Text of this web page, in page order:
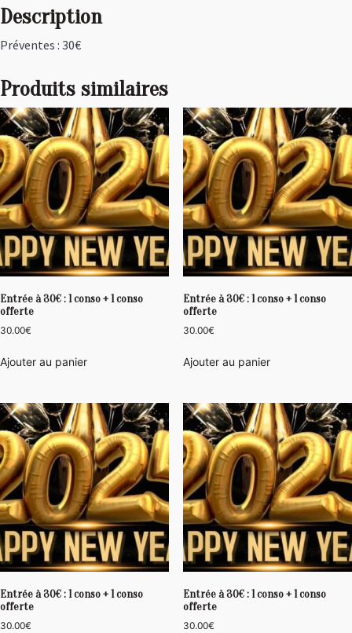
Description
Préventes : 30€
Produits similaires
Entrée à 30€ : 1 conso + 1 conso
offerte
30.00€
Ajouter au panier
Entrée à 30€ : 1 conso + 1 conso
offerte
30.00€
Ajouter au panier
Entrée à 30€ : 1 conso + 1 conso
offerte
30.00€
Entrée à 30€ : 1 conso + 1 conso
offerte
30.00€